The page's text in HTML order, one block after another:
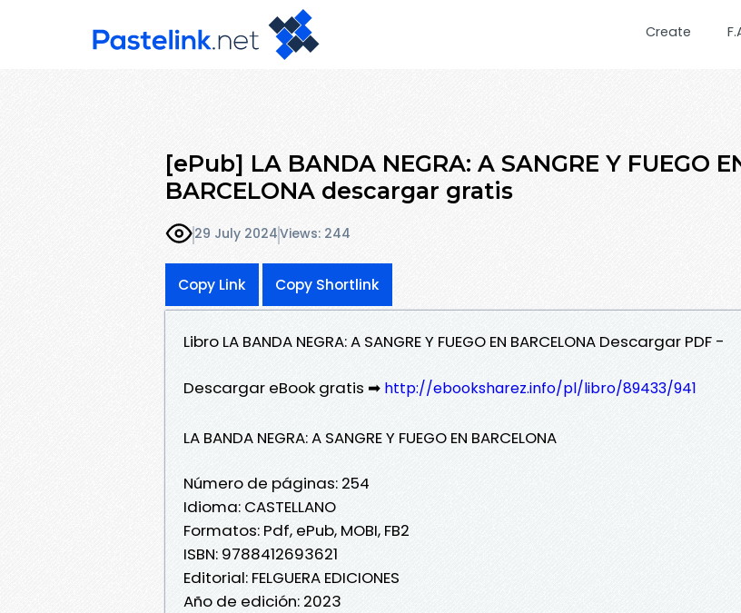
Create
[ePub] LA BANDA NEGRA: A SANGRE Y FUEGO
BARCELONA descargar gratis
29 July 2024Views: 244
Copy Link Copy Shortlink
Libro LA BANDA NEGRA: A SANGRE Y FUEGO EN BARCELONA Descargar PDF -
Descargar eBook gratis ➡ http://ebooksharez.info/pl/libro/89433/941
LA BANDA NEGRA: A SANGRE Y FUEGO EN BARCELONA
Número de páginas: 254
Idioma: CASTELLANO
Formatos: Pdf, ePub, MOBI, FB2
ISBN: 9788412693621
Editorial: FELGUERA EDICIONES
Año de edición: 2023